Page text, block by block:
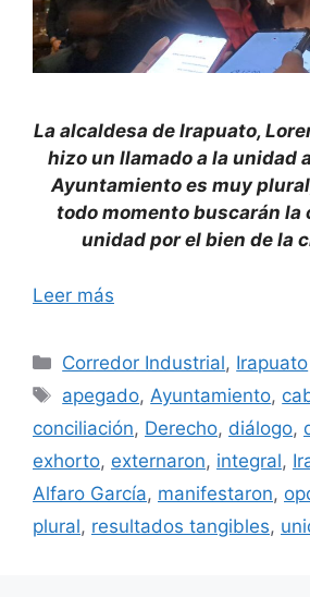
La alcaldesa de Irapuato,
hizo un llamado a la unidad
Ayuntamiento es muy
todo momento buscarán la
unidad por el bien de la
Leer más
Categorías
Corredor Industrial, Irapuato
Etiquetas
apegado, Ayuntamiento,
conciliación, Derecho, diálogo,
exhorto, externaron, integral,
Alfaro García, manifestaron,
plural, resultados tangibles,